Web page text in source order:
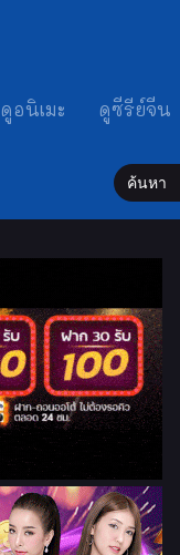
ดูอนิเมะ ดูซีรีย์จีน